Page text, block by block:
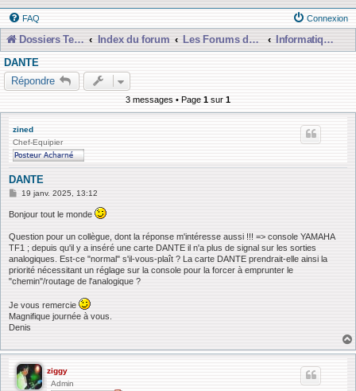
FAQ Connexion
Dossiers Techniques Index du forum Les Forums de Discussions
Informatique, Consoles Numériques et MAO
DANTE
Répondre
3 messages • Page 1 sur 1
zined
Chef-Equipier
DANTE
M
s
g
e
19 janv. 2025, 13:12
Bonjour tout le monde
Question pour un collègue, dont la réponse m'intéresse aussi !!! => console YAMAHA
TF1 ; depuis qu'il y a inséré une carte DANTE il n'a plus de signal sur les sorties
analogiques. Est-ce "normal" s'il-vous-plaît ? La carte DANTE prendrait-elle ainsi la
priorité nécessitant un réglage sur la console pour la forcer à emprunter le
"chemin"/routage de l'analogique ?
Je vous remercie
Magnifique journée à vous.
Denis
ziggy
Admin